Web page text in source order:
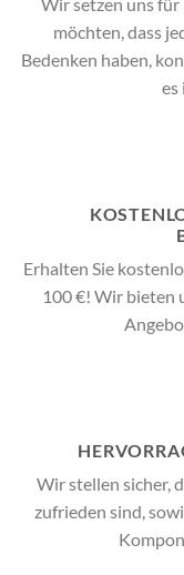
möchten, dass
Bedenken haben,
es
Erhalten Sie
100 €! Wir bieten
Wir stellen sicher,
zufrieden sind,